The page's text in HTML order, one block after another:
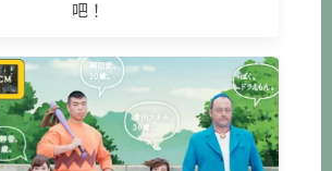
吧！